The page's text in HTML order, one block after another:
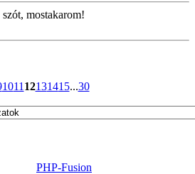
mostakarom!
1011 12131415...30
PHP-Fusion